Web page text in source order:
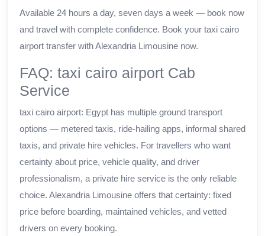
Available 24 hours a day, seven days a week — book now
and travel with complete confidence. Book your taxi cairo
airport transfer with Alexandria Limousine now.
FAQ: taxi cairo airport Cab
Service
taxi cairo airport: Egypt has multiple ground transport
options — metered taxis, ride-hailing apps, informal shared
taxis, and private hire vehicles. For travellers who want
certainty about price, vehicle quality, and driver
professionalism, a private hire service is the only reliable
choice. Alexandria Limousine offers that certainty: fixed
price before boarding, maintained vehicles, and vetted
drivers on every booking.